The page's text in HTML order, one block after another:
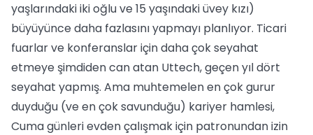
yaşlarındaki iki oğlu ve 15 yaşındaki üvey kızı)
büyüyünce daha fazlasını yapmayı planlıyor. Ticari
fuarlar ve konferanslar için daha çok seyahat
etmeye şimdiden can atan Uttech, geçen yıl dört
seyahat yapmış. Ama muhtemelen en çok gurur
duyduğu (ve en çok savunduğu) kariyer hamlesi,
Cuma günleri evden çalışmak için patronundan izin